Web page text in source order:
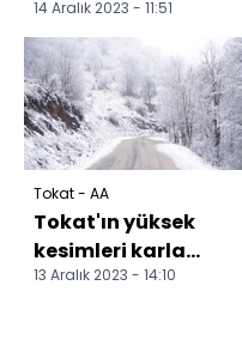
14 Aralık 2023 - 11:51
Tokat - AA
Tokat'ın yüksek
kesimleri karla
kaplandı
13 Aralık 2023 - 14:10